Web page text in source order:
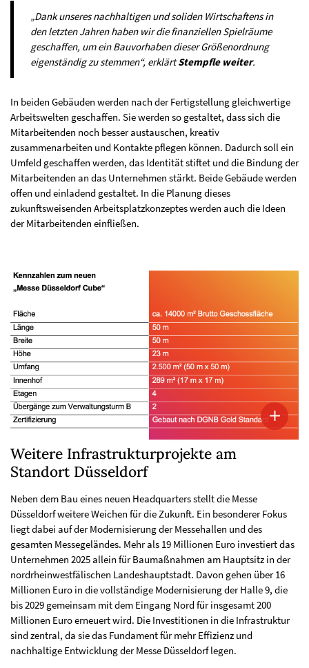
„Dank unseres nachhaltigen und soliden Wirtschaftens in
den letzten Jahren haben wir die finanziellen Spielräume
geschaffen, um ein Bauvorhaben dieser Größenordnung
eigenständig zu stemmen“, erklärtStempfle weiter.
In beiden Gebäuden werden nach der Fertigstellung gleichwertige
Arbeitswelten geschaffen. Sie werden so gestaltet, dass sich die
Mitarbeitenden noch besser austauschen, kreativ
zusammenarbeiten und Kontakte pflegen können. Dadurch soll ein
Umfeld geschaffen werden, das Identität stiftet und die Bindung der
Mitarbeitenden an das Unternehmen stärkt. Beide Gebäude werden
offen und einladend gestaltet. In die Planung dieses
zukunftsweisenden Arbeitsplatzkonzeptes werden auch die Ideen
der Mitarbeitenden einfließen.
Weitere Infrastrukturprojekte am
Standort Düsseldorf
Neben dem Bau eines neuen Headquarters stellt die Messe
Düsseldorf weitere Weichen für die Zukunft. Ein besonderer Fokus
liegt dabei auf der Modernisierung der Messehallen und des
gesamten Messegeländes. Mehr als 19 Millionen Euro investiert das
Unternehmen 2025 allein für Baumaßnahmen am Hauptsitz in der
nordrheinwestfälischen Landeshauptstadt. Davon gehen über 16
Millionen Euro in die vollständige Modernisierung der Halle 9, die
bis 2029 gemeinsam mit dem Eingang Nord für insgesamt 200
Millionen Euro erneuert wird. Die Investitionen in die Infrastruktur
sind zentral, da sie das Fundament für mehr Effizienz und
nachhaltige Entwicklung der Messe Düsseldorf legen.